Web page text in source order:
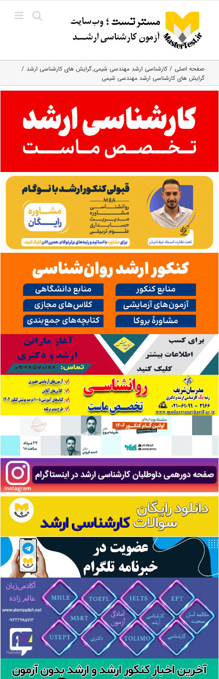
content
صفحه اصلی کارشناسی ارشد مهندسی شیمی گرایش های کارشناسی ارشد
گرایش های کارشناسی ارشد مهندسی شیمی